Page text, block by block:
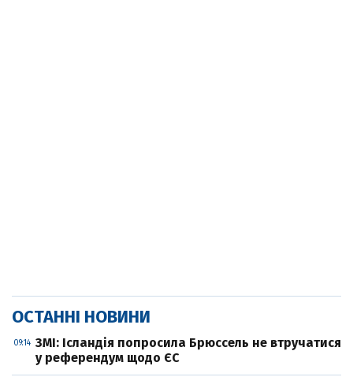
ОСТАННІ НОВИНИ
09:14 ЗМІ: Ісландія попросила Брюссель не втручатися
у референдум щодо ЄС